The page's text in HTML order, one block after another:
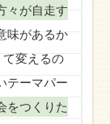
々が自走す
味があるか
て変えるの
テーマパー
をつくりた